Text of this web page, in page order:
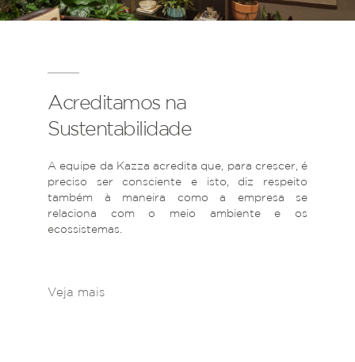
Acreditamos na
Sustentabilidade
A equipe da Kazza acredita que, para crescer, é
preciso ser consciente e isto, diz respeito
também à maneira como a empresa se
relaciona com o meio ambiente e os
ecossistemas.
Veja mais